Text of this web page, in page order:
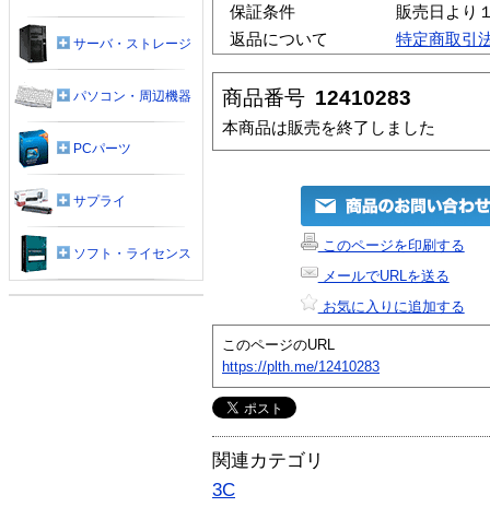
保証条件
販売日より
返品について
特定商取引
商品番号 12410283
本商品は販売を終了しました
このページを印刷する
メールでURLを送る
お気に入りに追加する
このページのURL
https://plth.me/12410283
関連カテゴリ
3C
サーバ・ストレージ
パソコン・周辺機器
PCパーツ
サプライ
ソフト・ライセンス